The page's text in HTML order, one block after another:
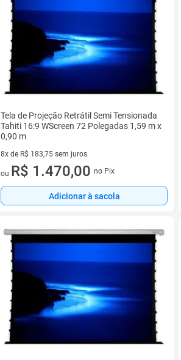
Tela de Projeção Retrátil Semi Tensionada
Tahiti 16:9 WScreen 72 Polegadas 1,59 m x
0,90 m
8x de R$ 183,75 sem juros
8 vez de R$ 183,75 sem juros
ou R$ 1.470,00 no Pix
Adicionar à sacola